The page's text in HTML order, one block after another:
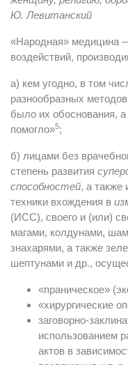
Ю. Левитанский
«Народная» медицина
воздействий,
а) кем угодно, в том
разнообразных
было их обоснования,
помогло»5;
б) лицами без
степень развития
способностей, а также
техники вхождения в
(ИСС), своего и (или)
магами, колдунами,
знахарями, а также
шептунами и др.,
«праническое»
«хирургические
заговорно-
использованием
актов в